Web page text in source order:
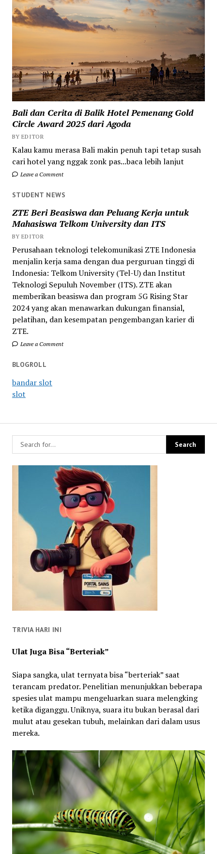
Bali dan Cerita di Balik Hotel Pemenang Gold
Circle Award 2025 dari Agoda
BY EDITOR
Kalau kamu merasa Bali makin penuh tapi tetap susah
cari hotel yang nggak zonk pas...baca lebih lanjut
Leave a Comment
STUDENT NEWS
ZTE Beri Beasiswa dan Peluang Kerja untuk
Mahasiswa Telkom University dan ITS
BY EDITOR
Perusahaan teknologi telekomunikasi ZTE Indonesia
menjalin kerja sama dengan dua perguruan tinggi di
Indonesia: Telkom University (Tel-U) dan Institut
Teknologi Sepuluh November (ITS). ZTE akan
memberikan beasiswa dan program 5G Rising Star
2024 yang akan menawarkan dukungan finansial,
pelatihan, dan kesempatan pengembangan karier di
ZTE.
Leave a Comment
BLOGROLL
bandar slot
slot
TRIVIA HARI INI
Ulat Juga Bisa “Berteriak”
Siapa sangka, ulat ternyata bisa “berteriak” saat
terancam predator. Penelitian menunjukkan beberapa
spesies ulat mampu mengeluarkan suara melengking
ketika diganggu. Uniknya, suara itu bukan berasal dari
mulut atau gesekan tubuh, melainkan dari dalam usus
mereka.